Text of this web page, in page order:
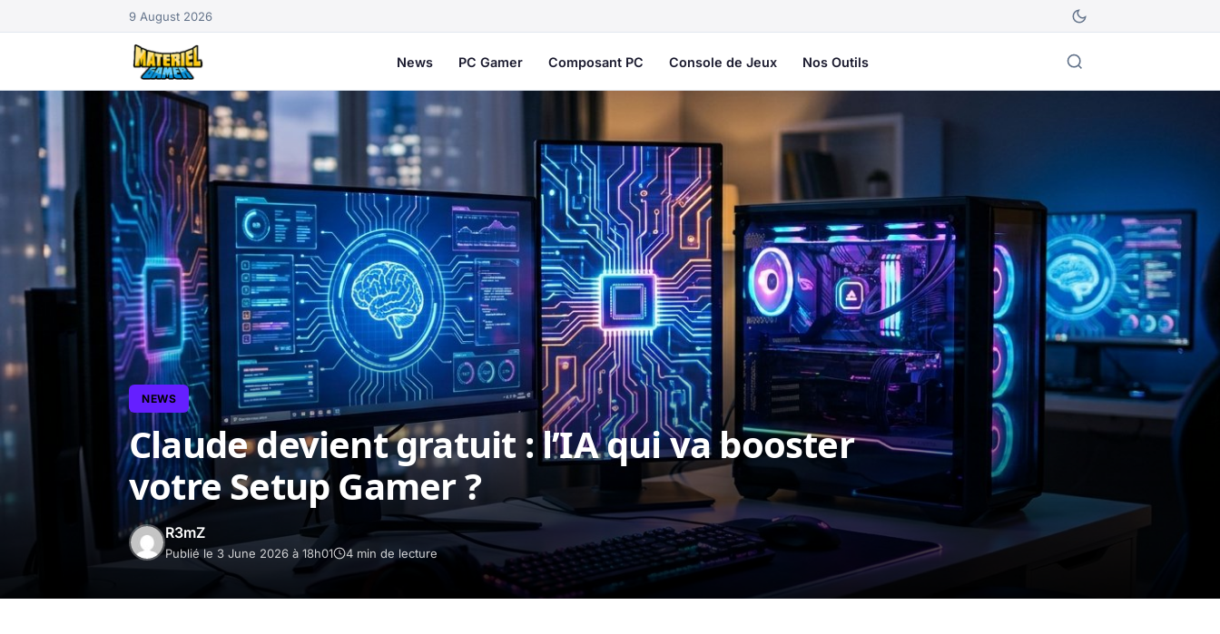
9 August 2026
News PC Gamer Composant PC Console de Jeux Nos Outils
NEWS
Claude devient gratuit : l’IA qui va booster
votre Setup Gamer ?
R3mZ
Publié le 3 June 2026 à 18h01 4 min de lecture